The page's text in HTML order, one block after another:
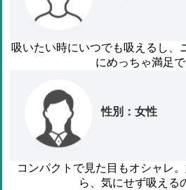
吸いたい時にいつでも吸えるし、
にめっちゃ満足で
性別：女性
コンパクトで見た目もオシャレ
ら、気にせず吸える